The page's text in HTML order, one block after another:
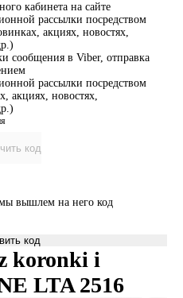
кабинета на сайте
рассылки посредством
акциях, новостях,
сообщения в Viber, отправка
рассылки посредством
акциях, новостях,
код
вышлем на него код
код
koronki i
LTA 2516